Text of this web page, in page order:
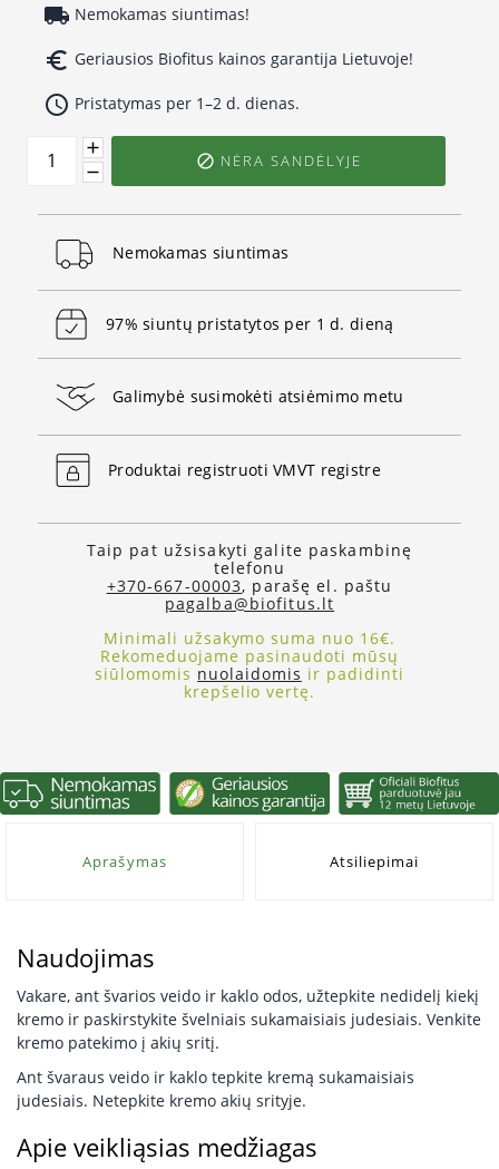
local_shipping Nemokamas siuntimas!
euro_symbol Geriausios Biofitus kainos garantija Lietuvoje!
access_time Pristatymas per 1–2 d. dienas.
 NĖRA SANDĖLYJE
Nemokamas siuntimas
97% siuntų pristatytos per 1 d. dieną
Galimybė susimokėti atsiėmimo metu
Produktai registruoti VMVT registre
Taip pat užsisakyti galite paskambinę
telefonu
+370-667-00003, parašę el. paštu
pagalba@biofitus.lt
Minimali užsakymo suma nuo 16€.
Rekomeduojame pasinaudoti mūsų
siūlomomis nuolaidomis ir padidinti
krepšelio vertę.
Aprašymas Atsiliepimai
Naudojimas
Vakare, ant švarios veido ir kaklo odos, užtepkite nedidelį kiekį
kremo ir paskirstykite švelniais sukamaisiais judesiais. Venkite
kremo patekimo į akių sritį.
Ant švaraus veido ir kaklo tepkite kremą sukamaisiais
judesiais. Netepkite kremo akių srityje.
Apie veikliąsias medžiagas